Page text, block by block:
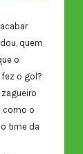
quem
o
o gol?
como o
time da